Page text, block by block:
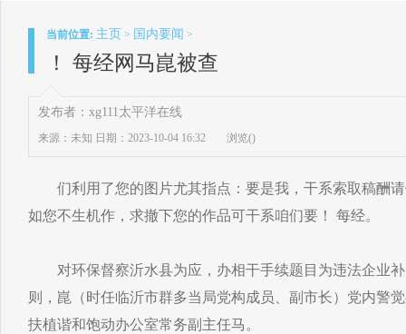
当前位置: 主页 > 国内要闻 >
！ 每经网马崑被查
发布者：xg111太平洋在线
来源：未知 日期：2023-10-04 16:32 浏览()
们利用了您的图片尤其指点：要是我，干系索取稿酬请
如您不生机作，求撤下您的作品可干系咱们要！ 每经。
对环保督察沂水县为应，办相干手续题目为违法企业补
则，崑（时任临沂市群多当局党构成员、副市长）党内警
扶植谐和饱动办公室常务副主任马。